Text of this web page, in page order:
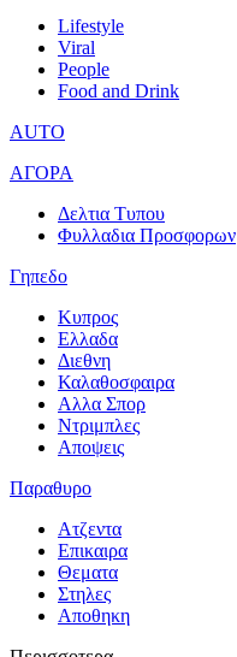
Lifestyle
Viral
People
Food and Drink
AUTO
ΑΓΟΡΑ
Δελτια Τυπου
Φυλλαδια Προσφορων
Γηπεδο
Κυπρος
Ελλαδα
Διεθνη
Καλαθοσφαιρα
Αλλα Σπορ
Ντριμπλες
Αποψεις
Παραθυρο
Ατζεντα
Επικαιρα
Θεματα
Στηλες
Αποθηκη